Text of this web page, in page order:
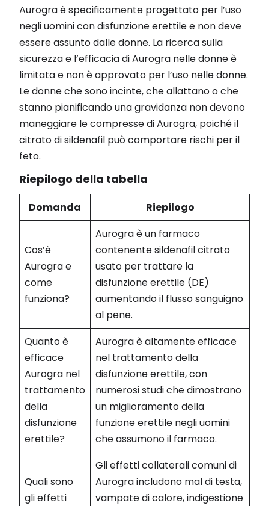
Aurogra è specificamente progettato per l’uso
negli uomini con disfunzione erettile e non deve
essere assunto dalle donne. La ricerca sulla
sicurezza e l’efficacia di Aurogra nelle donne è
limitata e non è approvato per l’uso nelle donne.
Le donne che sono incinte, che allattano o che
stanno pianificando una gravidanza non devono
maneggiare le compresse di Aurogra, poiché il
citrato di sildenafil può comportare rischi per il
feto.
Riepilogo della tabella
Domanda Riepilogo
Cos’è
Aurogra e
come
funziona?
Aurogra è un farmaco
contenente sildenafil citrato
usato per trattare la
disfunzione erettile (DE)
aumentando il flusso sanguigno
al pene.
Quanto è
efficace
Aurogra nel
trattamento
della
disfunzione
erettile?
Aurogra è altamente efficace
nel trattamento della
disfunzione erettile, con
numerosi studi che dimostrano
un miglioramento della
funzione erettile negli uomini
che assumono il farmaco.
Quali sono
gli effetti
Gli effetti collaterali comuni di
Aurogra includono mal di testa,
vampate di calore, indigestione